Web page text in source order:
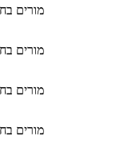
מורים
מורים
מורים
מורים